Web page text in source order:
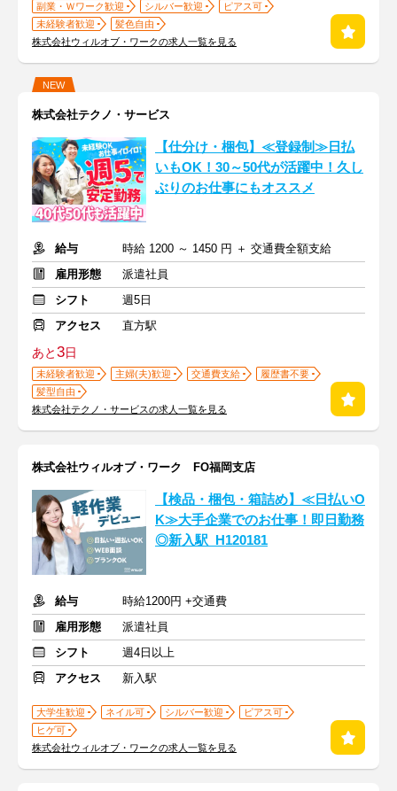
副業・Ｗワーク歓迎 シルバー歓迎
ピアス可
未経験者歓迎
髪色自由
株式会社ウィルオブ・ワークの求人一覧を見る
NEW
株式会社テクノ・サービス
【仕分け・梱包】≪登録制≫日払
いもOK！30～50代が活躍中！久し
ぶりのお仕事にもオススメ
給与
時給 1200 ～ 1450 円 ＋ 交通費全額支給
雇用形態
派遣社員
シフト
週5日
アクセス
直方駅
あと3日
未経験者歓迎 主婦(夫)歓迎 交通費支給
履歴書不要
髪型自由
株式会社テクノ・サービスの求人一覧を見る
株式会社ウィルオブ・ワーク FO福岡支店
【検品・梱包・箱詰め】≪日払いO
K≫大手企業でのお仕事！即日勤務
◎新入駅_H120181
給与
時給1200円 +交通費
雇用形態
派遣社員
シフト
週4日以上
アクセス
新入駅
大学生歓迎 ネイル可 シルバー歓迎
ピアス可
ヒゲ可
株式会社ウィルオブ・ワークの求人一覧を見る